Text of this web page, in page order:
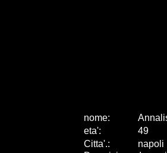
nome:
eta':
49
Citta'.:
napoli